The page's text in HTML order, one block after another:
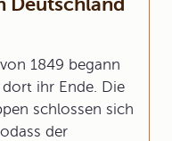
1849 begann
ihr Ende. Die
schlossen sich
der